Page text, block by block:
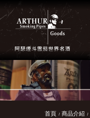
首頁 商品介紹